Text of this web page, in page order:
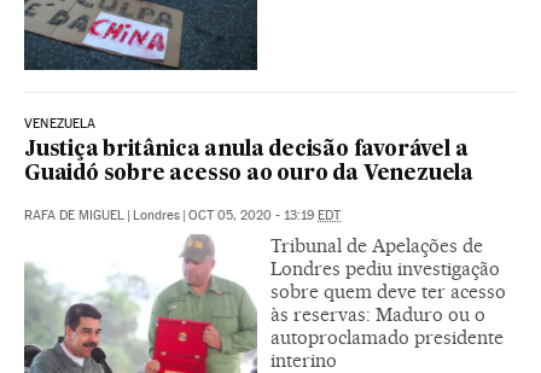
VENEZUELA
Justiça britânica anula decisão favorável a
Guaidó sobre acesso ao ouro da Venezuela
RAFA DE MIGUEL | Londres | OCT 05, 2020 - 13:19 EDT
Tribunal de Apelações de
Londres pediu investigação
sobre quem deve ter acesso
às reservas: Maduro ou o
autoproclamado presidente
interino